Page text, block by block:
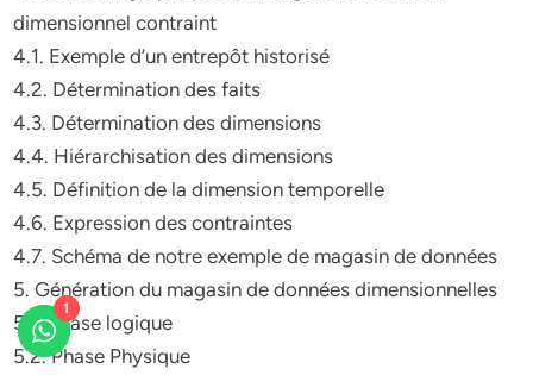
dimensionnel contraint
4.1. Exemple d’un entrepôt historisé
4.2. Détermination des faits
4.3. Détermination des dimensions
4.4. Hiérarchisation des dimensions
4.5. Définition de la dimension temporelle
4.6. Expression des contraintes
4.7. Schéma de notre exemple de magasin de données
5. Génération du magasin de données dimensionnelles
5.1. Phase logique
5.2. Phase Physique
1